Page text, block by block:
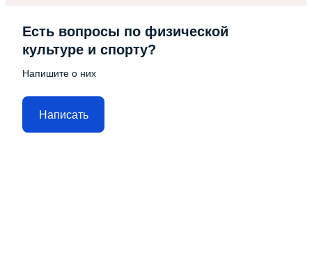
Есть вопросы по физической
культуре и спорту?
Напишите о них
Написать